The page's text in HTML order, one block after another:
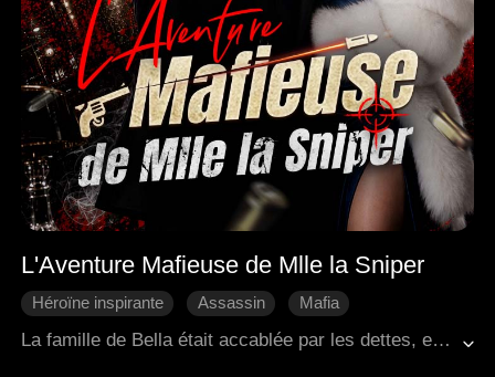
L'Aventure Mafieuse de Mlle la Sniper
Héroïne inspirante Assassin
Mafia
La famille de Bella était accablée par les dettes, et son père s'est suicidé. La Mafia est venue réclamer ce qui lui était dû, mais leur chef mafieux, Louis, fut touché par sa détermination et lui montra de la compassion. Bella, grâce à son incroyable talent au tir, rejoignit même les rangs de la Mafia en tant que garde du corps de Louis. Leur travail ensemble forgea un lien profond. Cependant, Jack, le sous-chef, convoita Bella et piégea Louis en l'accusant d'avoir tué le père de cette dernière. Bella et Louis arriveront-ils à surmonter les épreuves et les malentendus ?